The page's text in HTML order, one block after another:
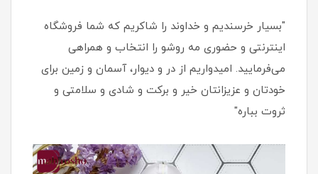
"بسیار خرسندیم و خداوند را شاکریم که شما فروشگاه
اینترنتی و حضوری مه روشو را انتخاب و همراهی
می‌فرمایید. امیدواریم از در و دیوار، آسمان و زمین برای
خودتان و عزیزانتان خیر و برکت و شادی و سلامتی و
ثروت بباره"